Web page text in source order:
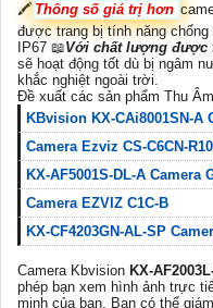
🖍 Thông số giá trị hơn
được trang bị tính năng
IP67 📖Với chất lượng được
sẽ hoạt động tốt dù bị ngâm
khắc nghiệt ngoài trời.
Đề xuất các sản phẩm Thu
KBvision KX-CAi8001SN-A
Camera Ezviz CS-C6CN-
KX-AF5001S-DL-A Camera
Camera EZVIZ C1C-B
KX-CF4203GN-AL-SP
Camera Kbvision KX-
phép bạn xem hình ảnh trực
minh của bạn. Bạn có thể